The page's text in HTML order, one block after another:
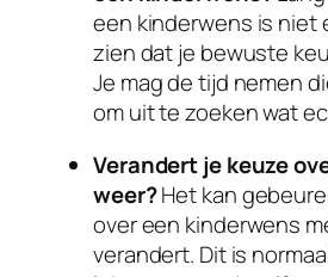
een kinderwens is niet
zien dat je bewuste
Je mag de tijd nemen
om uit te zoeken wat
Verandert je keuze
weer?Het kan
over een kinderwens
verandert. Dit is